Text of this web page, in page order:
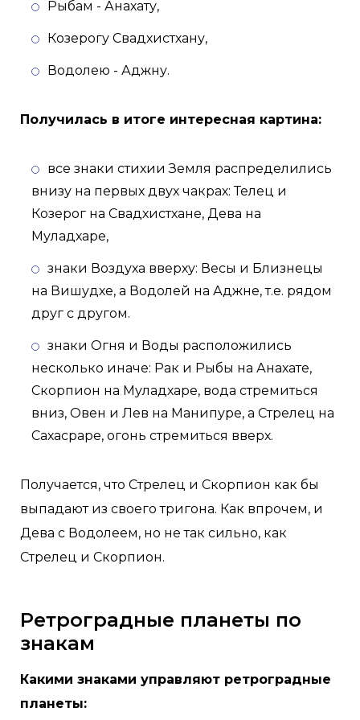
Рыбам - Анахату,
Козерогу Свадхистхану,
Водолею - Аджну.
Получилась в итоге интересная картина:
все знаки стихии Земля распределились
внизу на первых двух чакрах: Телец и
Козерог на Свадхистхане, Дева на
Муладхаре,
знаки Воздуха вверху: Весы и Близнецы
на Вишудхе, а Водолей на Аджне, т.е. рядом
друг с другом.
знаки Огня и Воды расположились
несколько иначе: Рак и Рыбы на Анахате,
Скорпион на Муладхаре, вода стремиться
вниз, Овен и Лев на Манипуре, а Стрелец на
Сахасраре, огонь стремиться вверх.
Получается, что Стрелец и Скорпион как бы
выпадают из своего тригона. Как впрочем, и
Дева с Водолеем, но не так сильно, как
Стрелец и Скорпион.
Ретроградные планеты по
знакам
Какими знаками управляют ретроградные
планеты: